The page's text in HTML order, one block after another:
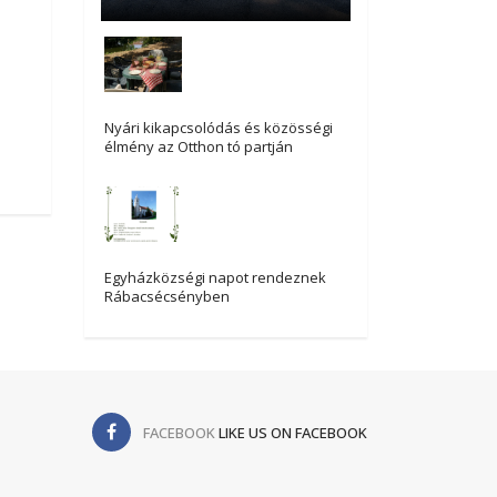
Nyári kikapcsolódás és közösségi
élmény az Otthon tó partján
Egyházközségi napot rendeznek
Rábacsécsényben
FACEBOOKLIKE US ON FACEBOOK